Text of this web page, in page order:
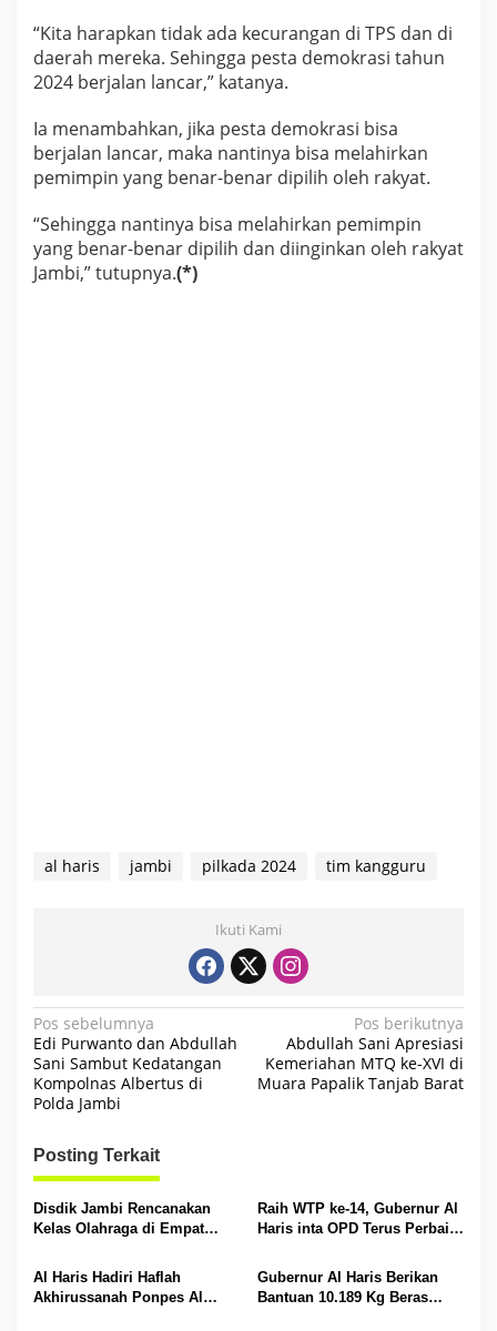
d
e
s
“Kita harapkan tidak ada kecurangan di TPS dan di
daerah mereka. Sehingga pesta demokrasi tahun
2024 berjalan lancar,” katanya.
Ia menambahkan, jika pesta demokrasi bisa
berjalan lancar, maka nantinya bisa melahirkan
pemimpin yang benar-benar dipilih oleh rakyat.
“Sehingga nantinya bisa melahirkan pemimpin
yang benar-benar dipilih dan diinginkan oleh rakyat
Jambi,” tutupnya.(*)
al haris jambi pilkada 2024 tim kangguru
Ikuti Kami
N
a
v
g
a
s
p
o
Pos sebelumnya
Edi Purwanto dan Abdullah
Sani Sambut Kedatangan
Kompolnas Albertus di
Polda Jambi
Pos berikutnya
Abdullah Sani Apresiasi
Kemeriahan MTQ ke-XVI di
Muara Papalik Tanjab Barat
Posting Terkait
Disdik Jambi Rencanakan
Kelas Olahraga di Empat
Raih WTP ke-14, Gubernur Al
Haris inta OPD Terus Perbaiki
Al Haris Hadiri Haflah
Akhirussanah Ponpes Al
Gubernur Al Haris Berikan
Bantuan 10.189 Kg Beras